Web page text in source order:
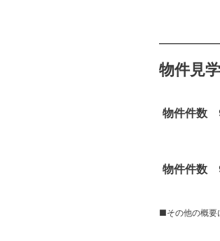
物件見
物件件数
物件件数
■その他の概要